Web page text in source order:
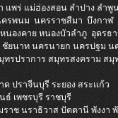
แพร่ แม่ฮ่องสอน ลำปาง ลำพู
รพนม นครราชสีมา บึงกาฬ
หนองคายหนองบัวลำภู อุดรธ
ชัยนาทนครนายก นครปฐม น
ทรปราการ สมุทรสงคราม สมุ
ดปราจีนบุรีระยอง สระแก้ว
ธ์ เพชรบุรีราชบุรี
ราชนราธิวาส ปัตตานีพังงา